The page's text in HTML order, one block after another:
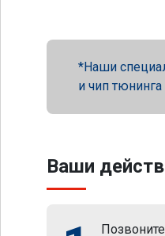
Наши
и чип тюнинга
Ваши